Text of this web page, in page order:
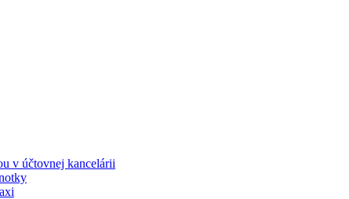
v účtovnej kancelárii